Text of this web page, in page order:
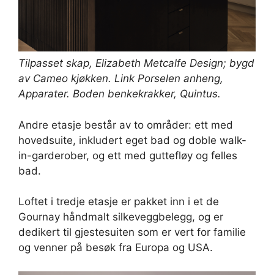
Tilpasset skap, Elizabeth Metcalfe Design; bygd
av Cameo kjøkken. Link Porselen anheng,
Apparater. Boden benkekrakker, Quintus.
Andre etasje består av to områder: ett med
hovedsuite, inkludert eget bad og doble walk-
in-garderober, og ett med guttefløy og felles
bad.
Loftet i tredje etasje er pakket inn i et de
Gournay håndmalt silkeveggbelegg, og er
dedikert til gjestesuiten som er vert for familie
og venner på besøk fra Europa og USA.